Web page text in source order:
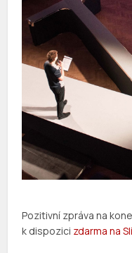
Pozitivní zpráva na
k dispozici zdarma na